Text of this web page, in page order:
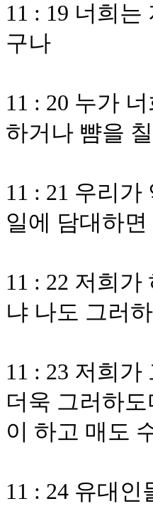
11 : 19 너희
구나
11 : 20 누가
하거나 뺨을
11 : 21 우리
일에 담대하
11 : 22 저희
냐 나도 그러
11 : 23 저희
더욱 그러하
이 하고 매도
11 : 24 유대